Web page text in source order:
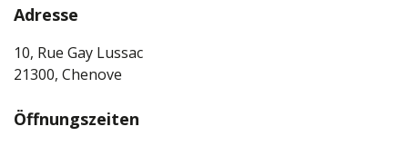
Adresse
10, Rue Gay Lussac
21300, Chenove
Öffnungszeiten